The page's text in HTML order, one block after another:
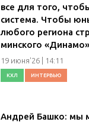
все для того,
система. Чтобы
любого региона
минского «Динамо»
19 июня'26 | 14:11
КХЛ ИНТЕРВЬЮ
Андрей Башко: мы